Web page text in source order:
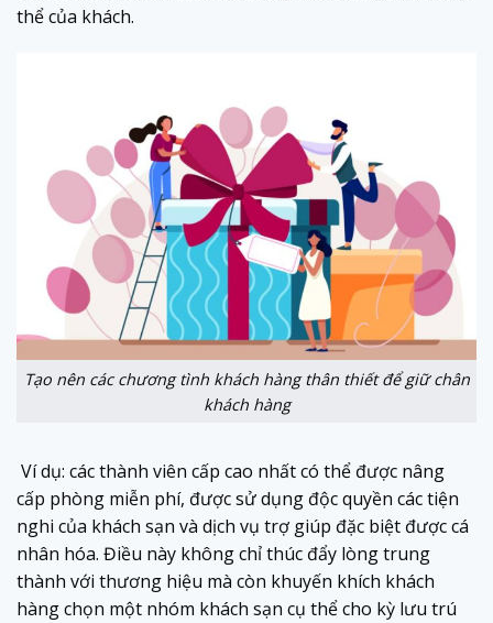
thể của khách.
Tạo nên các chương tình khách hàng thân thiết để giữ chân
khách hàng
Ví dụ: các thành viên cấp cao nhất có thể được nâng
cấp phòng miễn phí, được sử dụng độc quyền các tiện
nghi của khách sạn và dịch vụ trợ giúp đặc biệt được cá
nhân hóa. Điều này không chỉ thúc đẩy lòng trung
thành với thương hiệu mà còn khuyến khích khách
hàng chọn một nhóm khách sạn cụ thể cho kỳ lưu trú